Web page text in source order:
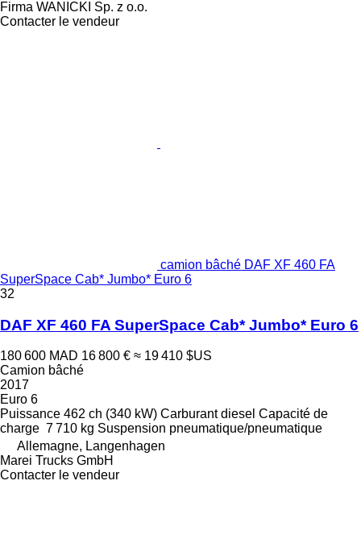
Firma WANICKI Sp. z o.o.
Contacter le vendeur
camion bâché DAF XF 460 FA
SuperSpace Cab* Jumbo* Euro 6
32
DAF XF 460 FA SuperSpace Cab* Jumbo* Euro 6
180 600 MAD 16 800 € ≈ 19 410 $US
Camion bâché
2017
Euro 6
Puissance 462 ch (340 kW) Carburant diesel Capacité de
charge 7 710 kg Suspension pneumatique/pneumatique
Allemagne, Langenhagen
Marei Trucks GmbH
Contacter le vendeur